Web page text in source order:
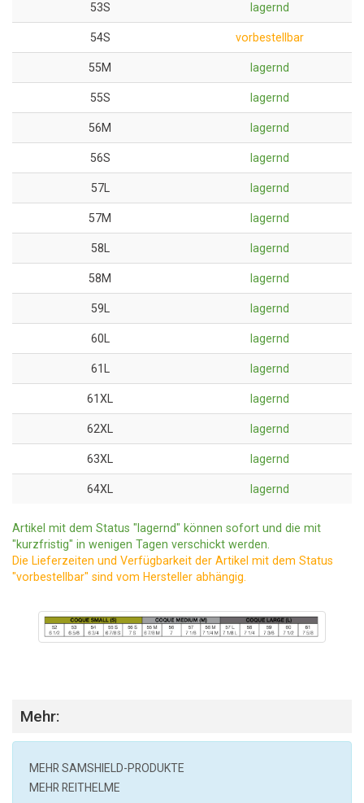
53S lagernd
54S vorbestellbar
55M lagernd
55S lagernd
56M lagernd
56S lagernd
57L lagernd
57M lagernd
58L lagernd
58M lagernd
59L lagernd
60L lagernd
61L lagernd
61XL lagernd
62XL lagernd
63XL lagernd
64XL lagernd
Artikel mit dem Status "lagernd" können sofort und die mit
"kurzfristig" in wenigen Tagen verschickt werden.
Die Lieferzeiten und Verfügbarkeit der Artikel mit dem Status
"vorbestellbar" sind vom Hersteller abhängig.
Mehr:
MEHR SAMSHIELD-PRODUKTE
MEHR REITHELME